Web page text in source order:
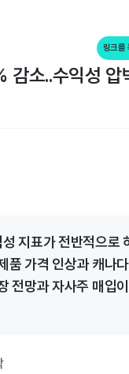
링크를
감소..수익성 압
지표가 전반적으로
품 가격 인상과 캐나
전망과 자사주 매입